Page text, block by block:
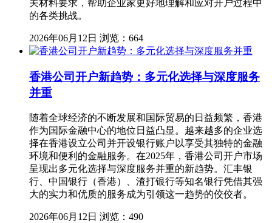
关材料要求，帮助企业家更好地理解和应对开户过程中
的各类挑战。
2026年06月12日 浏览：664
香港公司开户新趋势：多元化选择与深度服务
并重
随着全球经济的不断发展和国际贸易的日益频繁，香港
作为国际金融中心的地位日益凸显。越来越多的企业选
择在香港设立公司并开设银行账户以享受其独特的金融
环境和便利的金融服务。在2025年，香港公司开户市场
呈现出多元化选择与深度服务并重的新趋势。汇丰银
行、中国银行（香港）、渣打银行等知名银行凭借其强
大的实力和优质的服务成为引领这一趋势的佼佼者。
2026年06月12日 浏览：490